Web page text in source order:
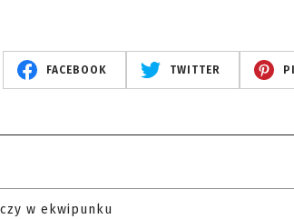
FACEBOOK TWITTER
w ekwipunku